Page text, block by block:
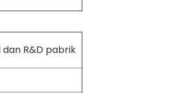
R&D pabrik